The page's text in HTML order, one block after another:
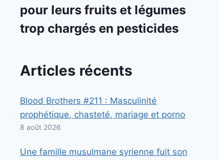
pour leurs fruits et légumes
trop chargés en pesticides
Articles récents
Blood Brothers #211 : Masculinité
prophétique, chasteté, mariage et porno
8 août 2026
Une famille musulmane syrienne fuit son